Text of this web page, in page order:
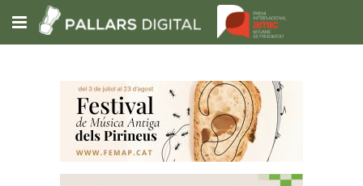
Subscriu-t'hi
Portada